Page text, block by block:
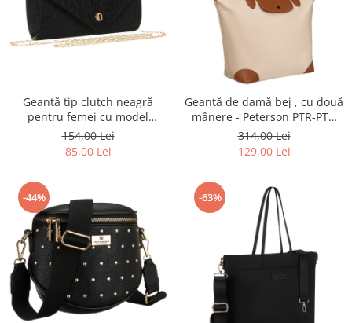
Geantă tip clutch neagră
pentru femei cu model
herringbone suspendată pe
un lanț - Rovicky PTR-R-XS021-
154,00 Lei
85,00 Lei
Geantă de damă bej , cu două
mânere - Peterson PTR-PTN
CSM-16-8045 BEIG
314,00 Lei
129,00 Lei
-44% -63%